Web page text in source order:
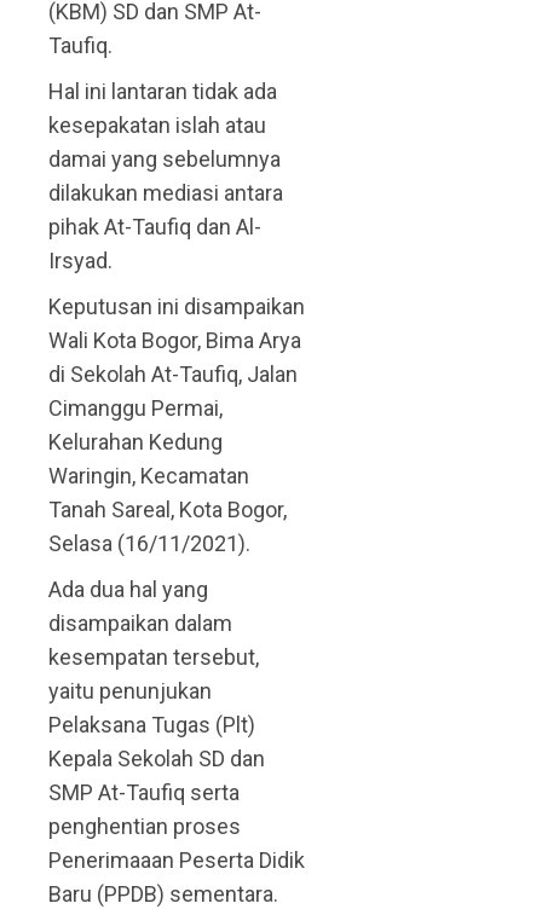
(KBM) SD dan SMP At-
Taufiq.
Hal ini lantaran tidak ada
kesepakatan islah atau
damai yang sebelumnya
dilakukan mediasi antara
pihak At-Taufiq dan Al-
Irsyad.
Keputusan ini disampaikan
Wali Kota Bogor, Bima Arya
di Sekolah At-Taufiq, Jalan
Cimanggu Permai,
Kelurahan Kedung
Waringin, Kecamatan
Tanah Sareal, Kota Bogor,
Selasa (16/11/2021).
Ada dua hal yang
disampaikan dalam
kesempatan tersebut,
yaitu penunjukan
Pelaksana Tugas (Plt)
Kepala Sekolah SD dan
SMP At-Taufiq serta
penghentian proses
Penerimaaan Peserta Didik
Baru (PPDB) sementara.